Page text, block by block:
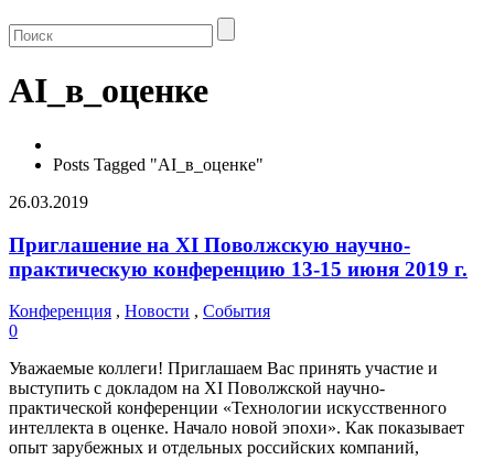
AI_в_оценке
Posts Tagged "AI_в_оценке"
26.03.2019
Приглашение на XI Поволжскую научно-
практическую конференцию 13-15 июня 2019 г.
Конференция , Новости , События
0
Уважаемые коллеги! Приглашаем Вас принять участие и
выступить с докладом на XI Поволжской научно-
практической конференции «Технологии искусственного
интеллекта в оценке. Начало новой эпохи». Как показывает
опыт зарубежных и отдельных российских компаний,